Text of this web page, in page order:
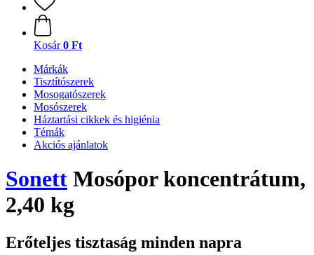
Kosár 0 Ft
Márkák
Tisztítószerek
Mosogatószerek
Mosószerek
Háztartási cikkek és higiénia
Témák
Akciós ajánlatok
Sonett Mosópor koncentrátum,
2,40 kg
Erőteljes tisztaság minden napra